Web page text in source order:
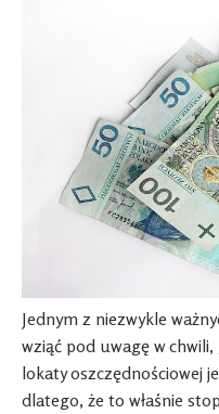
Jednym z niezwykle
wziąć pod uwagę w chwili,
lokaty oszczędnościowej
dlatego, że to właśnie